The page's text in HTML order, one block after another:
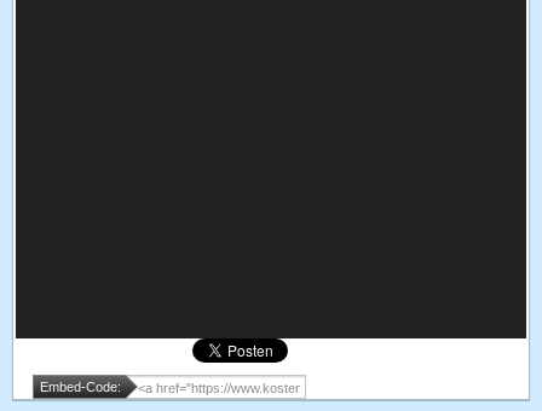
Embed-Code: